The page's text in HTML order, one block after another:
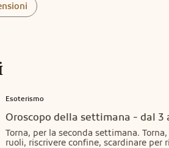
Esoterismo
Oroscopo della settimana - dal 3
Torna, per la seconda settimana.
ruoli, riscrivere confine, scardinare per